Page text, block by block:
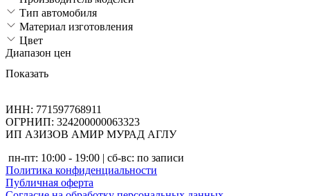
Тип автомобиля
Материал изготовления
Цвет
Диапазон цен
Показать
ИНН: 771597768911
ОГРНИП: 324200000063323
ИП АЗИЗОВ АМИР МУРАД АГЛУ
пн-пт: 10:00 - 19:00 | сб-вс: по записи
Политика конфиденциальности
Публичная оферта